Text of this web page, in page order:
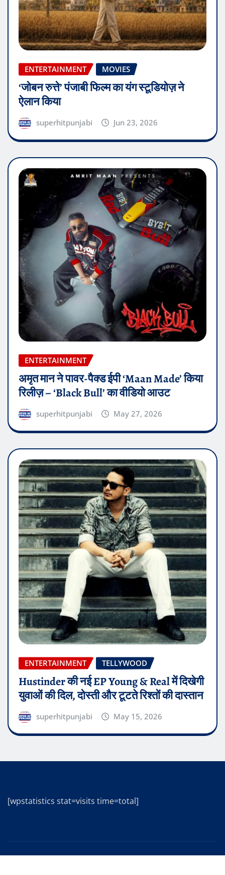
ENTERTAINMENT MOVIES
‘जोबन रुत्ते’ पंजाबी फिल्म का यंग स्टूडियोज़ ने
ऐलान किया
superhitpunjabi Jun 23, 2026
ENTERTAINMENT
अमृत मान ने पावर-पैक्ड ईपी ‘Maan Made’ किया
रिलीज़ – ‘Black Bull’ का वीडियो आउट
superhitpunjabi May 27, 2026
ENTERTAINMENT TELLYWOOD
Hustinder की नई EP Young & Real में दिखेगी
युवाओं की दिल, दोस्ती और टूटते रिश्तों की दास्तान
superhitpunjabi May 15, 2026
[wpstatistics stat=visits time=total]